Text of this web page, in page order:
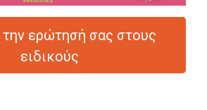
την ερώτησή σας στους
ειδικούς